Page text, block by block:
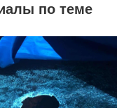
по теме